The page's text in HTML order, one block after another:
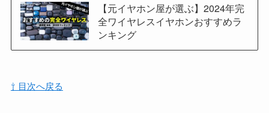
【元イヤホン屋が選ぶ】2024年完
全ワイヤレスイヤホンおすすめラ
ンキング
⇧ 目次へ戻る